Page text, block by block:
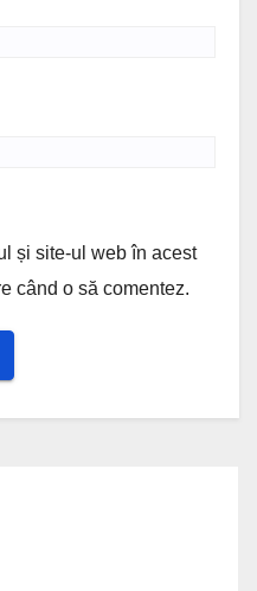
și site-ul web în acest
când o să comentez.